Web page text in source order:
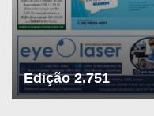
Edição 2.751